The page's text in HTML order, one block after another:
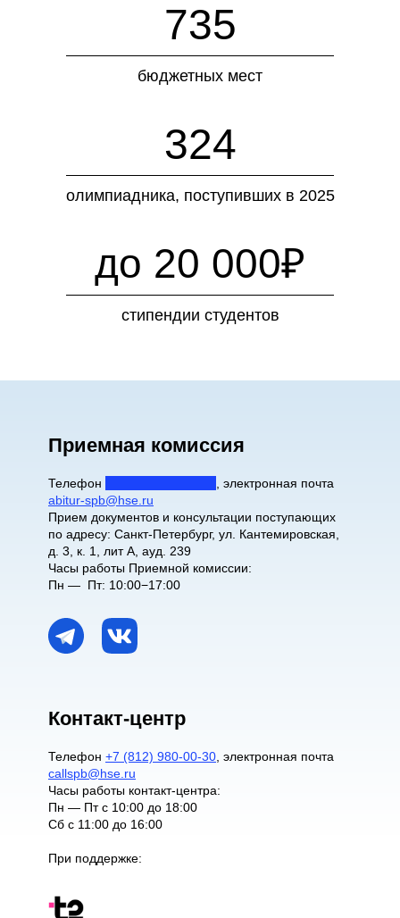
735
бюджетных мест
324
олимпиадника, поступивших в 2025
до 20 000₽
стипендии студентов
Контакт-центр
Телефон +7 (812) 980-00-30, электронная почта
callspb@hse.ru
Часы работы контакт-центра:
Пн — Пт с 10:00 до 18:00
Сб с 11:00 до 16:00
При поддержке:
Приемная комиссия
Телефон
, электронная почта
abitur-spb@hse.ru
Прием документов и консультации поступающих
по адресу: Санкт-Петербург, ул. Кантемировская,
д. 3, к. 1, лит А, ауд. 239
Часы работы Приемной комиссии:
Пн — Пт: 10:00−17:00